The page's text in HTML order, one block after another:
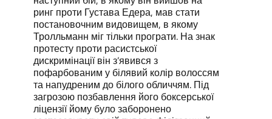
ринг проти Густава Едера, мав стати
постановочним видовищем, в якому
Тролльманн міг тільки програти. На знак
протесту проти расистської
дискримінації він з’явився з
пофарбованим у білявий колір волоссям
та напудреним до білого обличчям. Під
загрозою позбавлення його боксерської
ліцензії йому було заборонено